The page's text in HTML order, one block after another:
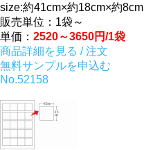
size:約41cm×約18cm×約8cm
販売単位：1袋～
単価： 2520～3650円/1袋
商品詳細を見る / 注文
無料サンプルを申込む
No.52158